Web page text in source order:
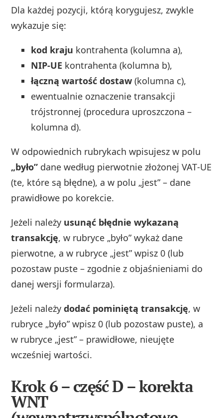
Dla każdej pozycji, którą korygujesz, zwykle
wykazuje się:
kod kraju kontrahenta (kolumna a),
NIP‑UE kontrahenta (kolumna b),
łączną wartość dostaw (kolumna c),
ewentualnie oznaczenie transakcji
trójstronnej (procedura uproszczona –
kolumna d).
W odpowiednich rubrykach wpisujesz w polu
„było” dane według pierwotnie złożonej VAT‑UE
(te, które są błędne), a w polu „jest” – dane
prawidłowe po korekcie.
Jeżeli należy usunąć błędnie wykazaną
transakcję, w rubryce „było” wykaż dane
pierwotne, a w rubryce „jest” wpisz 0 (lub
pozostaw puste – zgodnie z objaśnieniami do
danej wersji formularza).
Jeżeli należydodać pominiętą transakcję, w
rubryce „było” wpisz 0 (lub pozostaw puste), a
w rubryce „jest” – prawidłowe, nieujęte
wcześniej wartości.
Krok 6 – część D – korekta
WNT